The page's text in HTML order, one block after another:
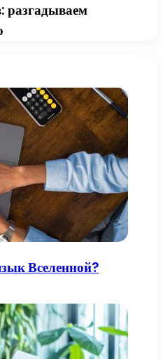
разгадываем
Вселенной?